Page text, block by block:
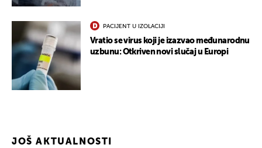
PACIJENT U IZOLACIJI
Vratio se virus koji je izazvao međunarodnu
uzbunu: Otkriven novi slučaj u Europi
JOŠ AKTUALNOSTI